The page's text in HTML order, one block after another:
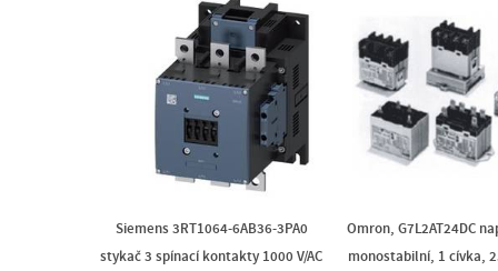
Siemens 3RT1064-6AB36-3PA0
stykač 3 spínací kontakty 1000 V/AC
Omron, G7L2AT24DC
monostabilní, 1 cívka,